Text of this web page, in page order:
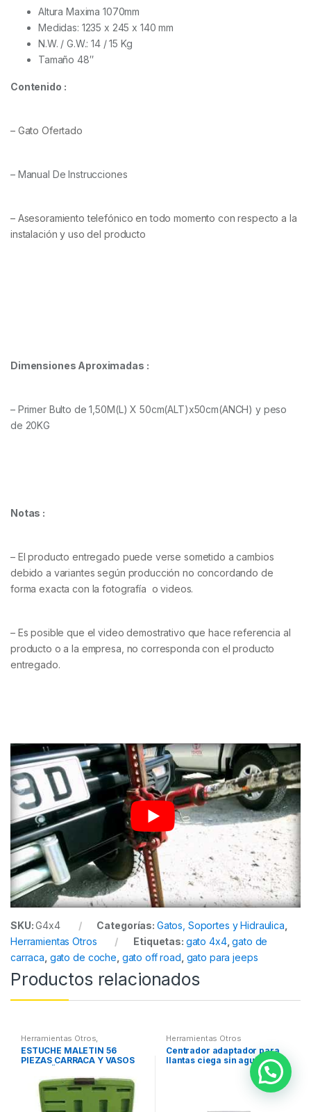
Altura Maxima 1070mm
Medidas: 1235 x 245 x 140 mm
N.W. / G.W.: 14 / 15 Kg
Tamaño 48″
Contenido :
– Gato Ofertado
– Manual De Instrucciones
– Asesoramiento telefónico en todo momento con respecto a la
instalación y uso del producto
Dimensiones Aproximadas :
– Primer Bulto de 1,50M(L) X 50cm(ALT)x50cm(ANCH) y peso
de 20KG
Notas :
– El producto entregado puede verse sometido a cambios
debido a variantes según producción no concordando de
forma exacta con la fotografía o videos.
– Es posible que el video demostrativo que hace referencia al
producto o a la empresa, no corresponda con el producto
entregado.
SKU:G4x4 Categorías: Gatos, Soportes y Hidraulica
Herramientas Otros
Etiquetas: gato 4x4,gato de
carraca gato de coche gato off road gato para jeeps
Productos relacionados
Herramientas Otros
Herramientas De Mano,
Herramientas De Mano,
Maletines Herramientas,
Extractores, Compresímetros,
ESTUCHE MALETIN 56
PIEZAS CARRACA Y VASOS
Herramientas Otros
Centrador adaptador para
llantas ciega sin agujero